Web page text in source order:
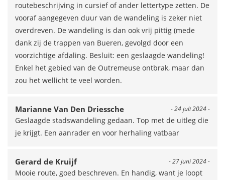
routebeschrijving in cursief of ander lettertype zetten. De
vooraf aangegeven duur van de wandeling is zeker niet
overdreven. De wandeling is dan ook vrij pittig (mede
dank zij de trappen van Bueren, gevolgd door een
voorzichtige afdaling. Besluit: een geslaagde wandeling!
Enkel het gebied van de Outremeuse ontbrak, maar dan
zou het wellicht te veel worden.
- 24 juli 2024 -
Marianne Van Den Driessche
Geslaagde stadswandeling gedaan. Top met de uitleg die
je krijgt. Een aanrader en voor herhaling vatbaar
- 27 juni 2024 -
Gerard de Kruijf
Mooie route, goed beschreven. En handig, want je loopt